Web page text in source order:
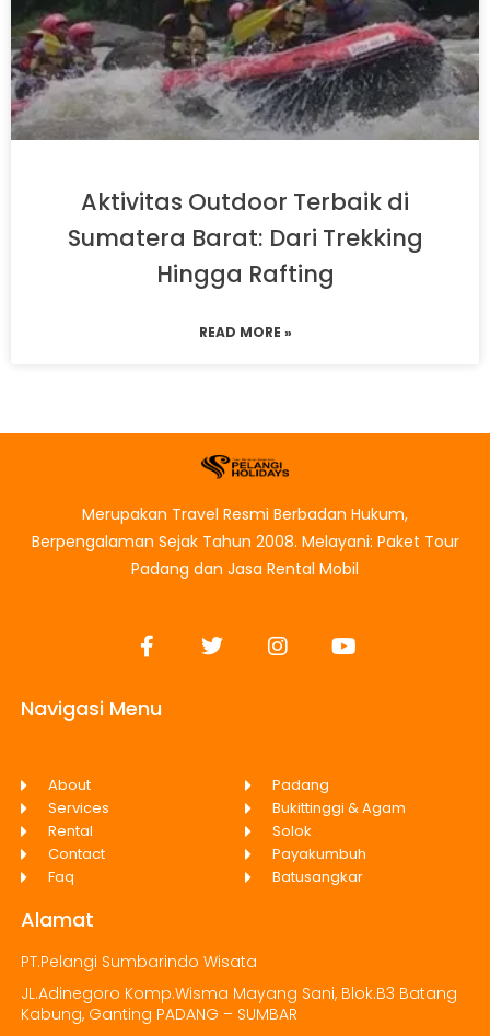
Aktivitas Outdoor Terbaik di
Sumatera Barat: Dari Trekking
Hingga Rafting
READ MORE »
Merupakan Travel Resmi Berbadan Hukum,
Berpengalaman Sejak Tahun 2008. Melayani: Paket Tour
Padang dan Jasa Rental Mobil
Navigasi Menu
About
Services
Rental
Contact
Faq
Padang
Bukittinggi & Agam
Solok
Payakumbuh
Batusangkar
Alamat
PT.Pelangi Sumbarindo Wisata
JL.Adinegoro Komp.Wisma Mayang Sani, Blok.B3 Batang
Kabung, Ganting PADANG – SUMBAR